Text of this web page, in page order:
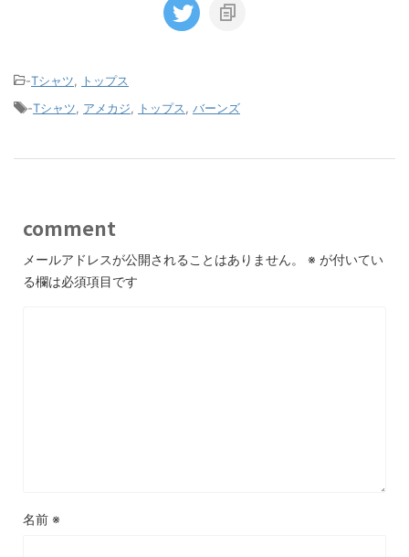
-Tシャツ
トップス
-Tシャツ アメカジ トップス バーンズ
comment
メールアドレスが公開されることはありません。 ※ が付いてい
る欄は必須項目です
名前 ※